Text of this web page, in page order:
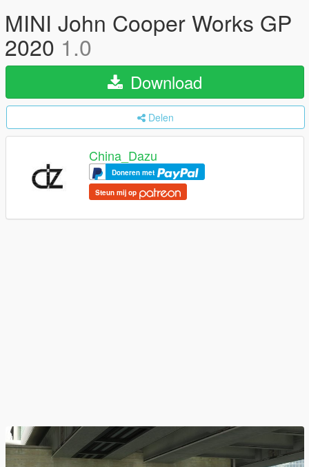
MINI John Cooper Works GP
2020 1.0
Download
Delen
China_Dazu
Doneren met
Steun mij op